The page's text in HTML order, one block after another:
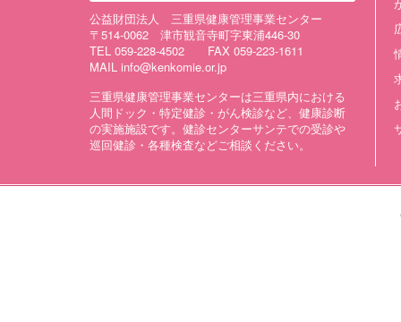
公益財団法人 三重県健康管理事業センター
〒514-0062 津市観音寺町字東浦446-30
TEL 059-228-4502 FAX 059-223-1611
MAIL info@kenkomie.or.jp
三重県健康管理事業センターは三重県内における
人間ドック・特定健診・がん検診など、健康診断
の実施施設です。健診センターサンテでの受診や
巡回健診・各種検査などご相談ください。